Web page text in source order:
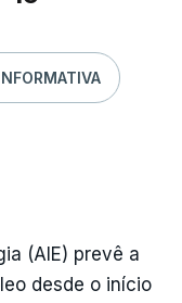
(AIE) prevê a
desde o início